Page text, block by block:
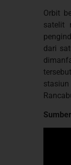
Orbit
satelit
dari